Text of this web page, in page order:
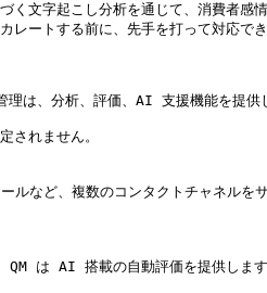
く文字起こし分析を通じて、消費者
レートする前に、先手を打って対応でき
、分析、評価、AI 支援機能を提供
されません。
ルなど、複数のコンタクトチャネルを
AI 搭載の自動評価を提供しま